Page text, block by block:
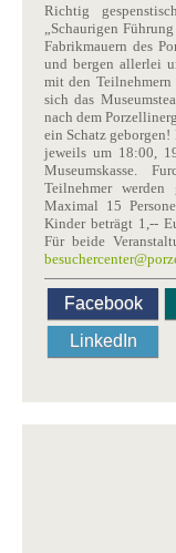
Richtig
„Schaurigen
Fabrikmauern des
und bergen allerlei
mit den
sich das
nach dem
ein Schatz
jeweils um 18:00,
Museumskasse.
Teilnehmer werden
Maximal 15
Kinder beträgt 1,--
Für beide
besuchercenter​@
Facebook
LinkedIn